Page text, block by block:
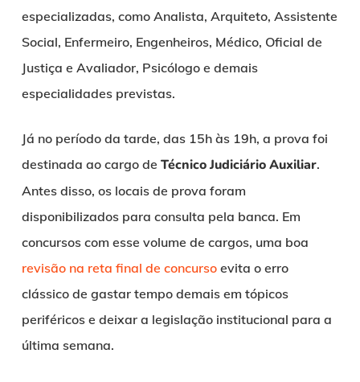
especializadas, como Analista, Arquiteto, Assistente
Social, Enfermeiro, Engenheiros, Médico, Oficial de
Justiça e Avaliador, Psicólogo e demais
especialidades previstas.
Já no período da tarde, das 15h às 19h, a prova foi
destinada ao cargo de Técnico Judiciário Auxiliar.
Antes disso, os locais de prova foram
disponibilizados para consulta pela banca. Em
concursos com esse volume de cargos, uma boa
revisão na reta final de concursoevita o erro
clássico de gastar tempo demais em tópicos
periféricos e deixar a legislação institucional para a
última semana.